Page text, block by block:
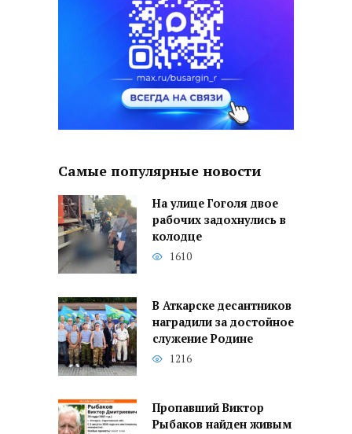
Самые популярные новости
На улице Гоголя двое
рабочих задохнулись в
колодце
1610
В Аткарске десантников
наградили за достойное
служение Родине
1216
Пропавший Виктор
Рыбаков найден живым